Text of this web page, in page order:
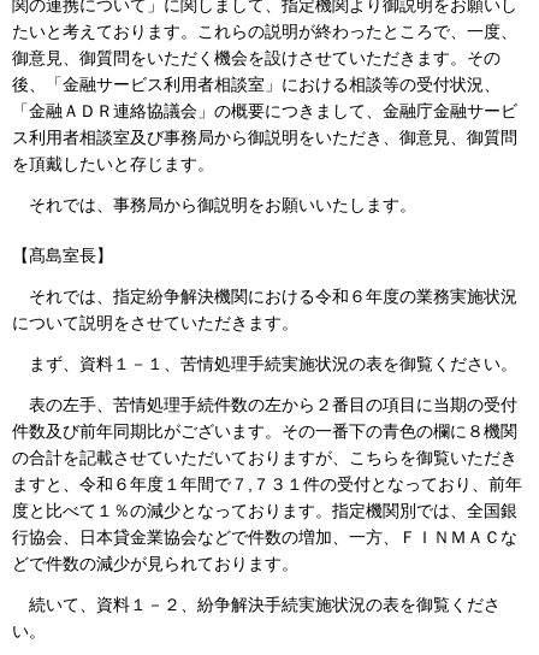
関の連携について」に関しまして、指定機関より御説明をお願いし
たいと考えております。これらの説明が終わったところで、一度、
御意見、御質問をいただく機会を設けさせていただきます。その
後、「金融サービス利用者相談室」における相談等の受付状況、
「金融ＡＤＲ連絡協議会」の概要につきまして、金融庁金融サービ
ス利用者相談室及び事務局から御説明をいただき、御意見、御質問
を頂戴したいと存じます。
それでは、事務局から御説明をお願いいたします。
【髙島室長】
それでは、指定紛争解決機関における令和６年度の業務実施状況
について説明をさせていただきます。
まず、資料１－１、苦情処理手続実施状況の表を御覧ください。
表の左手、苦情処理手続件数の左から２番目の項目に当期の受付
件数及び前年同期比がございます。その一番下の青色の欄に８機関
の合計を記載させていただいておりますが、こちらを御覧いただき
ますと、令和６年度１年間で７,７３１件の受付となっており、前年
度と比べて１％の減少となっております。指定機関別では、全国銀
行協会、日本貸金業協会などで件数の増加、一方、ＦＩＮＭＡＣな
どで件数の減少が見られております。
続いて、資料１－２、紛争解決手続実施状況の表を御覧くださ
い。